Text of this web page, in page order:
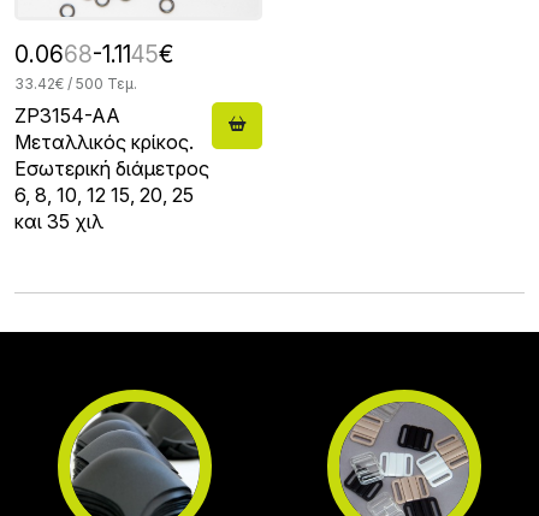
0.0668-1.1145€
33.42€ / 500 Τεμ.
ZP3154-AA
Μεταλλικός κρίκος.
Εσωτερική διάμετρος
6, 8, 10, 12 15, 20, 25
και 35 χιλ